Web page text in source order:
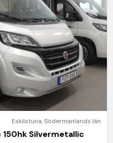
Eskilstuna,Södermanlands län
150hk Silvermetallic